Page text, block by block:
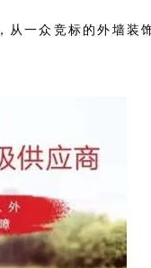
一众竞标的外墙